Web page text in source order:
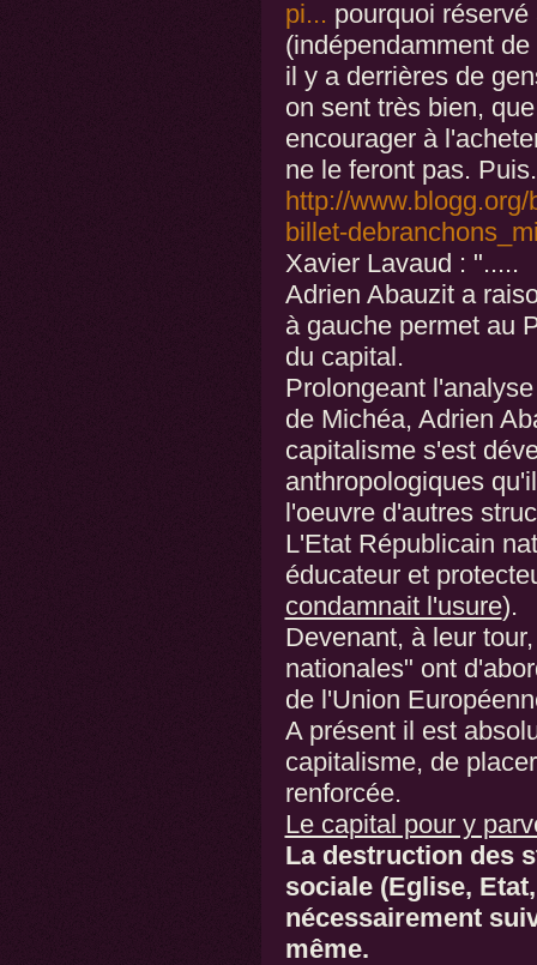
pi... pourquoi
(indépendamment
il y a derrières de
on sent très bien,
encourager à
ne le feront pas. Puis.
http://
billet-
Xavier Lavaud : ".....
Adrien Abauzit a
à gauche permet au
du capital.
Prolongeant
de Michéa, Adrien
capitalisme s'est
anthropologiques
l'oeuvre d'autres
L'Etat Républicain
éducateur et
condamnait l'usure).
Devenant, à leur
nationales" ont
de l'Union
A présent il est
capitalisme, de
renforcée.
Le capital pour y
La destruction des
sociale (Eglise,
nécessairement
même.